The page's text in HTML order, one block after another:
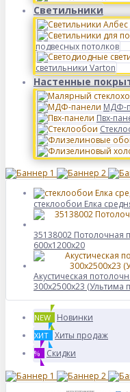
Светильники
подвесных потолков
светильники Varton
Настенные
МДФ-
Пвх-
стеклообои Елка
35138002 Потолочная
600x1200x20
Акустическая
300x2500x23 (Ультима
NEW Новинки
ХИТ Хиты продаж
% Скидки